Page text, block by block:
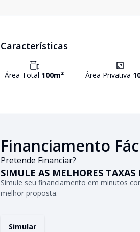
Características
Área Total 100m² Área Privativa
Financiamento
Pretende Financiar?
SIMULE AS MELHORES
Simule seu financiamento em minutos
melhor proposta.
Simular